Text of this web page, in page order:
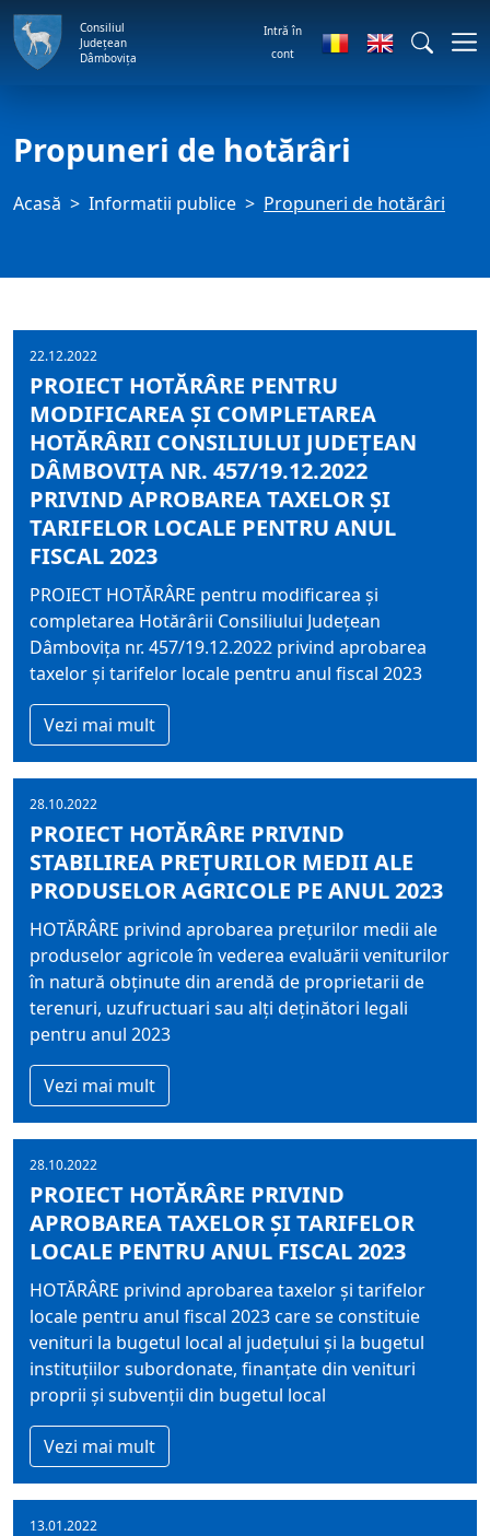
Consiliul
Județean
Dâmbovița
Intră în
cont
Propuneri de hotărâri
Acasă Informatii publice Propuneri de hotărâri
22.12.2022
PROIECT HOTĂRÂRE PENTRU
MODIFICAREA ȘI COMPLETAREA
HOTĂRÂRII CONSILIULUI JUDEȚEAN
DÂMBOVIȚA NR. 457/19.12.2022
PRIVIND APROBAREA TAXELOR ŞI
TARIFELOR LOCALE PENTRU ANUL
FISCAL 2023
PROIECT HOTĂRÂRE pentru modificarea și
completarea Hotărârii Consiliului Județean
Dâmbovița nr. 457/19.12.2022 privind aprobarea
taxelor şi tarifelor locale pentru anul fiscal 2023
Vezi mai mult
28.10.2022
PROIECT HOTĂRÂRE PRIVIND
STABILIREA PREŢURILOR MEDII ALE
PRODUSELOR AGRICOLE PE ANUL 2023
HOTĂRÂRE privind aprobarea preţurilor medii ale
produselor agricole în vederea evaluării veniturilor
în natură obţinute din arendă de proprietarii de
terenuri, uzufructuari sau alţi deţinători legali
pentru anul 2023
Vezi mai mult
28.10.2022
PROIECT HOTĂRÂRE PRIVIND
APROBAREA TAXELOR ŞI TARIFELOR
LOCALE PENTRU ANUL FISCAL 2023
HOTĂRÂRE privind aprobarea taxelor şi tarifelor
locale pentru anul fiscal 2023 care se constituie
venituri la bugetul local al judeţului şi la bugetul
instituţiilor subordonate, finanțate din venituri
proprii și subvenții din bugetul local
Vezi mai mult
13.01.2022